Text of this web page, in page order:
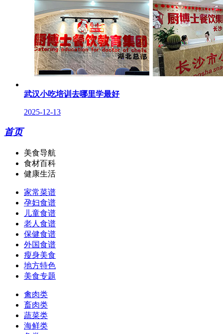
武汉小吃培训去哪里学最好
2025-12-13
首页
美食导航
食材百科
健康生活
家常菜谱
孕妇食谱
儿童食谱
老人食谱
保健食谱
外国食谱
瘦身美食
地方特色
美食专题
禽肉类
畜肉类
蔬菜类
海鲜类